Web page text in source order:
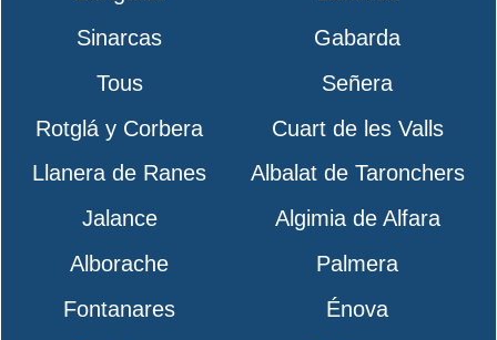
Sinarcas
Gabarda
Tous
Señera
Rotglá y Corbera
Cuart de les Valls
Llanera de Ranes
Albalat de Taronchers
Jalance
Algimia de Alfara
Alborache
Palmera
Fontanares
Énova